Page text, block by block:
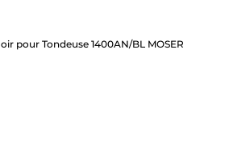
pour Tondeuse 1400AN/BL MOSER